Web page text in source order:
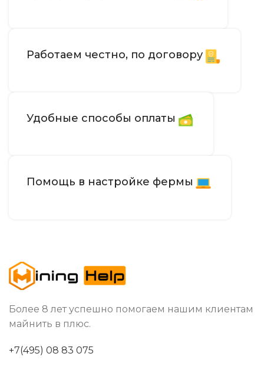
Работаем честно, по договору
Удобные способы оплаты
Помощь в настройке фермы
Более 8 лет успешно помогаем нашим клиентам
майнить в плюс.
+7(495) 08 83 075